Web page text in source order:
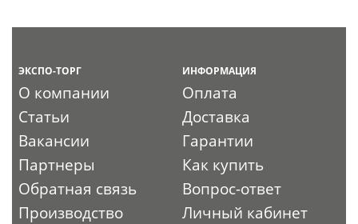
ЭКСПО-ТОРГ
О компании
Статьи
Вакансии
Партнеры
Обратная связь
Производство
ИНФОРМАЦИЯ
Оплата
Доставка
Гарантии
Как купить
Вопрос-ответ
Личный кабинет